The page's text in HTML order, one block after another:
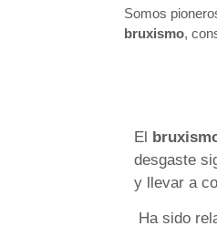
Somos
bruxismo,
El
desgaste
y llevar a
Ha sido